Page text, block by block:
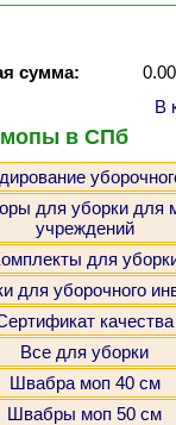
сумма:
В
в СПб
для уборки для
учреждений
для
для уборочного
качества
Все для уборки
Швабра моп 40 см
Швабры моп 50 см